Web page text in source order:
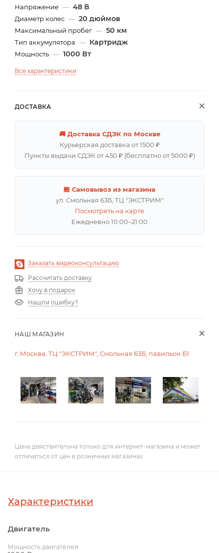
Напряжение — 48 В
Диаметр колес — 20 дюймов
Максимальный пробег — 50 км
Тип аккумулятора — Картридж
Мощность — 1000 Вт
Все характеристики
ДОСТАВКА
🚚 Доставка СДЭК по Москве
Курьерская доставка от 1500 ₽
Пункты выдачи СДЭК от 450 ₽ (бесплатно от 5000 ₽)
🏪 Самовывоз из магазина
ул. Смольная 63Б, ТЦ "ЭКСТРИМ"
Посмотреть на карте
Ежедневно 10:00–21:00
Заказать видеоконсультацию
Рассчитать доставку
Хочу в подарок
Нашли ошибку?
НАШ МАГАЗИН
г. Москва, ТЦ "ЭКСТРИМ", Смольная 63Б, павильон Б1
Цена действительна только для интернет-магазина и может
отличаться от цен в розничных магазинах
Характеристики
Двигатель
Мощность двигателей